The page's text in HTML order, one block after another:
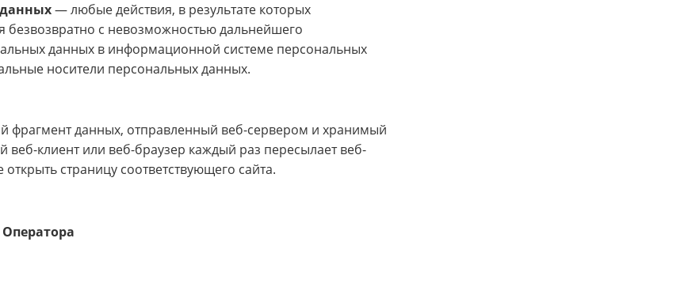
— любые действия, в результате которых
с невозможностью дальнейшего
данных в информационной системе персональных
носители персональных данных.
фрагмент данных, отправленный веб-сервером и хранимый
веб-клиент или веб-браузер каждый раз пересылает веб-
страницу соответствующего сайта.